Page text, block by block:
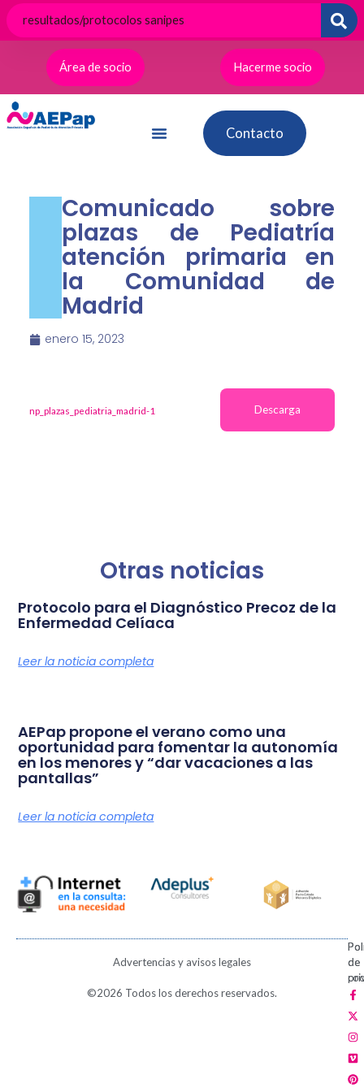
contenido
Área de socio
Hacerme socio
Contacto
Comunicado sobre
plazas de Pediatría
atención primaria en
la Comunidad de
Madrid
enero 15, 2023
np_plazas_pediatria_madrid-1 Descarga
Otras noticias
Protocolo para el Diagnóstico Precoz de la
Enfermedad Celíaca
Leer la noticia completa
AEPap propone el verano como una
oportunidad para fomentar la autonomía
en los menores y “dar vacaciones a las
pantallas”
Leer la noticia completa
Advertencias y avisos legales
de
de
©2026 Todos los derechos reservados.
F
a
c
e
b
o
o
k
-
f
X
-
t
w
i
t
t
e
r
I
n
s
t
a
g
r
a
m
V
i
m
e
o
P
i
n
t
e
r
e
s
t